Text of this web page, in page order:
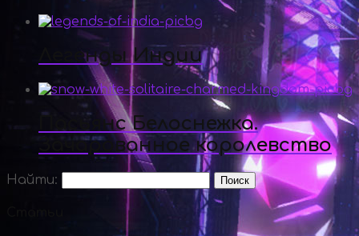
Легенды Индии
Пасьянс Белоснежка.
Зачарованное королевство
Найти: